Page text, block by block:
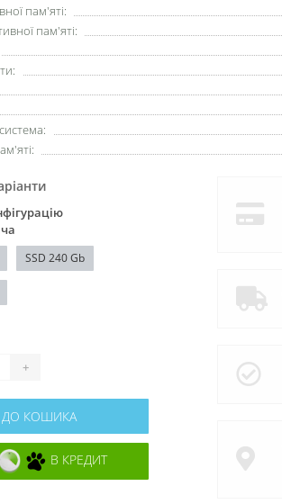
пам'яті:
пам'яті:
SSD 240 Gb
+
ДО КОШИКА
В КРЕДИТ